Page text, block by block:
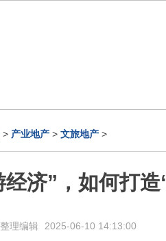
> 产业地产 > 文旅地产 >
经济”，如何打
理编辑 2025-06-10 14:13:00